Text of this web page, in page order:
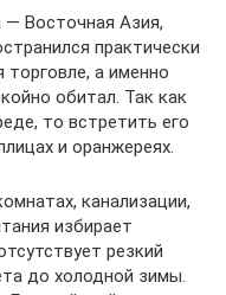
— Восточная Азия,
практически
торговле, а именно
обитал. Так как
то встретить его
и оранжереях.
канализации,
избирает
резкий
до холодной зимы.